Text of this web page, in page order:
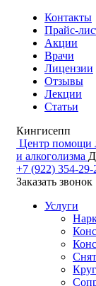
Контакты
Прайс-
Акции
Врачи
Лицензии
Отзывы
Лекции
Статьи
Кингисепп
Центр помощи
и алкоголизма
+7 (922) 354-29-
Заказать звонок
Услуги